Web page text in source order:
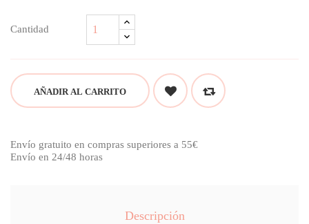
Cantidad
AÑADIR AL CARRITO
Envío gratuito en compras superiores a 55€
Envío en 24/48 horas
Descripción